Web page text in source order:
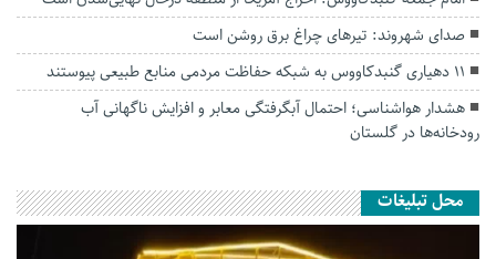
صدای شهروند: تیرهای چراغ برق روشن است
۱۱ دهیاری گنبدکاووس به شبکه حفاظت مردمی منابع طبیعی پیوستند
هشدار هواشناسی؛ احتمال آبگرفتگی معابر و افزایش ناگهانی آب
رودخانه‌ها در گلستان
محل تبلیغات